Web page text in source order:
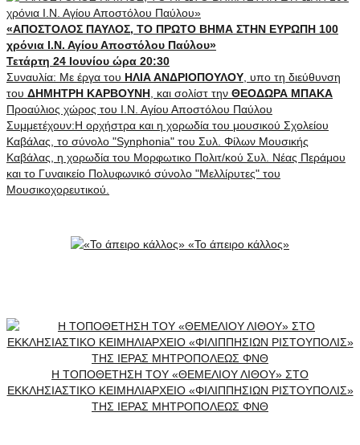
«ΑΠΟΣΤΟΛΟΣ ΠΑΥΛΟΣ, ΤΟ ΠΡΩΤΟ ΒΗΜΑ ΣΤΗΝ ΕΥΡΩΠΗ 100
χρόνια Ι.Ν. Αγίου Αποστόλου Παύλου»
Τετάρτη 24 Ιουνίου ώρα 20:30
Συναυλία: Mε έργα του ΗΛΙΑ ΑΝΔΡΙΟΠΟΥΛΟΥ , υπο τη διεύθυνση
του ΔΗΜΗΤΡΗ ΚΑΡΒΟΥΝΗ , και σολίστ την ΘΕΟΔΩΡΑ ΜΠΑΚΑ
Προαύλιος χώρος του Ι.Ν. Αγίου Αποστόλου Παύλου
Συμμετέχουν:Η ορχήστρα και η χορωδία του μουσικού Σχολείου
Καβάλας, το σύνολο "Synphonia" του Συλ. Φίλων Μουσικής
Καβάλας, η χορωδία του Μορφωτικο Πολιτ/κού Συλ. Νέας Περάμου
και το Γυναικείο Πολυφωνικό σύνολο "Μελλίρυτες" του
Μουσικοχορευτικού.
«Το άπειρο κάλλος»
Η ΤΟΠΟΘΕΤΗΣΗ ΤΟΥ «ΘΕΜΕΛΙΟΥ ΛΙΘΟΥ» ΣΤΟ
ΕΚΚΛΗΣΙΑΣΤΙΚΟ ΚΕΙΜΗΛΙΑΡΧΕΙΟ «ΦΙΛΙΠΠΗΣΙΩΝ ΡΙΣΤΟΥΠΟΛΙΣ»
ΤΗΣ ΙΕΡΑΣ ΜΗΤΡΟΠΟΛΕΩΣ ΦΝΘ